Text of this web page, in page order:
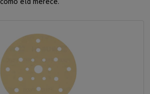
ela merece.